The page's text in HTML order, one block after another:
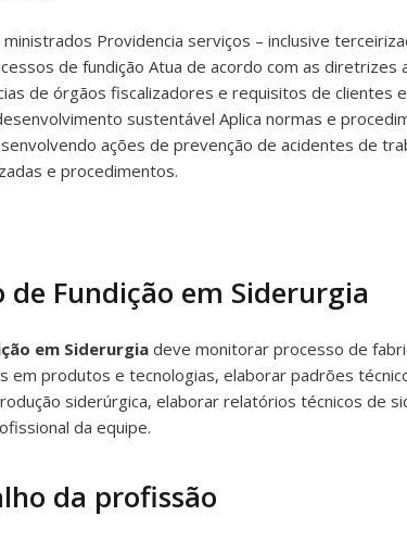
Providencia serviços – inclusive
de fundição Atua de acordo com as
de órgãos fiscalizadores e requisitos de clientes
sustentável Aplica normas e
ações de prevenção de acidentes de
e procedimentos.
de Fundição em Siderurgia
em Siderurgia deve monitorar processo de
em produtos e tecnologias, elaborar padrões
siderúrgica, elaborar relatórios técnicos de
da equipe.
da profissão